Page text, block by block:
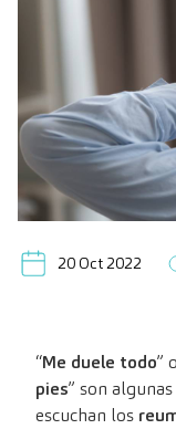
20 Oct 2022
“Me duele todo”
pies” son
escuchan los